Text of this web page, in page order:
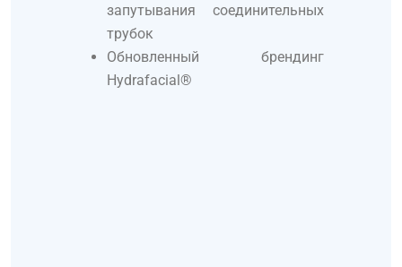
запутывания соединительных
трубок
Обновленный брендинг
Hydrafacial®